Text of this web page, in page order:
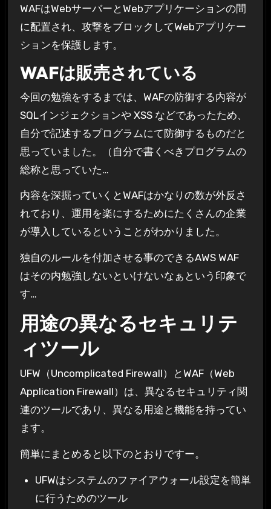
WAFはWebサーバーとWebアプリケーションの間
に配置され、攻撃をブロックしてWebアプリケー
ションを保護します。
WAFは販売されている
今回の勉強をするまでは、WAFの防御する内容が
SQLインジェクションや XSS などであったため、
自分で記述するプログラムにて防御するものだと
思っていました。（自分で書くべきプログラムの
総称と思っていた…
内容を深掘っていくとWAFはかなりの数が外反さ
れており、運用を楽にするためにたくさんの企業
が導入しているということがわかりました。
独自のルールを付加させる事のできるAWS WAF
はその内勉強しないといけないなぁという印象で
す…
用途の異なるセキュリテ
ィツール
UFW（Uncomplicated Firewall）とWAF（Web
Application Firewall）は、異なるセキュリティ関
連のツールであり、異なる用途と機能を持ってい
ます。
簡単にまとめると以下のとおりですー。
UFWはシステムのファイアウォール設定を簡単
に行うためのツール